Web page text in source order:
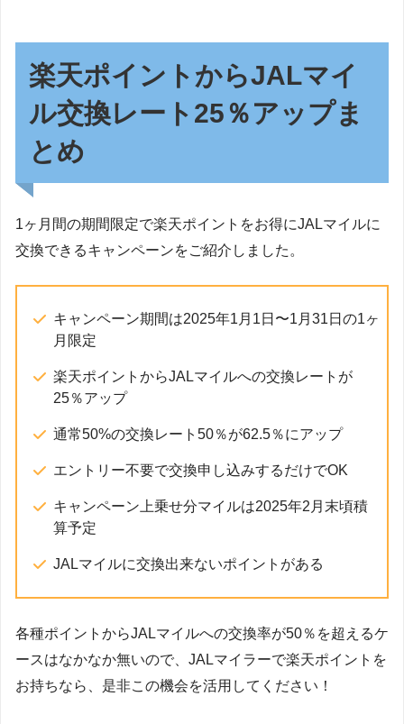
楽天ポイントからJALマイ
ル交換レート25％アップま
とめ
1ヶ月間の期間限定で楽天ポイントをお得にJALマイルに
交換できるキャンペーンをご紹介しました。
キャンペーン期間は2025年1月1日〜1月31日の1ヶ
月限定
楽天ポイントからJALマイルへの交換レートが
25％アップ
通常50%の交換レート50％が62.5％にアップ
エントリー不要で交換申し込みするだけでOK
キャンペーン上乗せ分マイルは2025年2月末頃積
算予定
JALマイルに交換出来ないポイントがある
各種ポイントからJALマイルへの交換率が50％を超えるケ
ースはなかなか無いので、JALマイラーで楽天ポイントを
お持ちなら、是非この機会を活用してください！